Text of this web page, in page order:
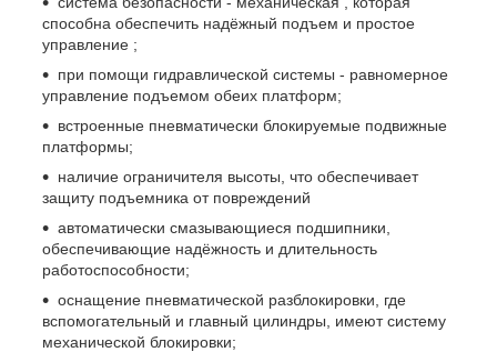
способна обеспечить надёжный подъем и простое
управление ;
при помощи гидравлической системы - равномерное
управление подъемом обеих платформ;
встроенные пневматически блокируемые подвижные
платформы;
наличие ограничителя высоты, что обеспечивает
защиту подъемника от повреждений
автоматически смазывающиеся подшипники,
обеспечивающие надёжность и длительность
работоспособности;
оснащение пневматической разблокировки, где
вспомогательный и главный цилиндры, имеют систему
механической блокировки;